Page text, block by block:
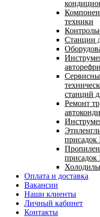
техники
Станции
станций
Ремонт
Оплата и доставка
Вакансии
Наши клиенты
Личный кабинет
Контакты